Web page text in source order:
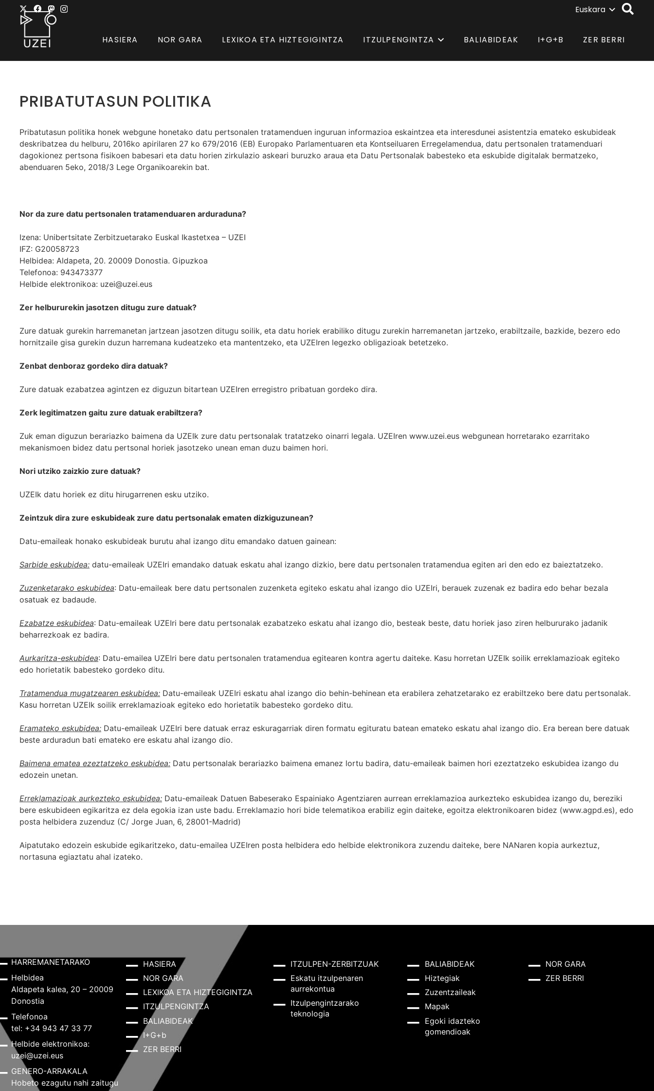
Euskara
HASIERA NOR GARA LEXIKOA ETA HIZTEGIGINTZA ITZULPENGINTZA BALIABIDEAK I+G+B ZER BERRI
PRIBATUTASUN POLITIKA
Pribatutasun politika honek webgune honetako datu pertsonalen tratamenduen inguruan informazioa eskaintzea eta interesdunei asistentzia emateko eskubideak
deskribatzea du helburu, 2016ko apirilaren 27 ko 679/2016 (EB) Europako Parlamentuaren eta Kontseiluaren Erregelamendua, datu pertsonalen tratamenduari
dagokionez pertsona fisikoen babesari eta datu horien zirkulazio askeari buruzko araua eta Datu Pertsonalak babesteko eta eskubide digitalak bermatzeko,
abenduaren 5eko, 2018/3 Lege Organikoarekin bat.
Nor da zure datu pertsonalen tratamenduaren arduraduna?
Izena: Unibertsitate Zerbitzuetarako Euskal Ikastetxea – UZEI
IFZ: G20058723
Helbidea: Aldapeta, 20. 20009 Donostia. Gipuzkoa
Telefonoa: 943473377
Helbide elektronikoa: uzei@uzei.eus
Zer helbururekin jasotzen ditugu zure datuak?
Zure datuak gurekin harremanetan jartzean jasotzen ditugu soilik, eta datu horiek erabiliko ditugu zurekin harremanetan jartzeko, erabiltzaile, bazkide, bezero edo
hornitzaile gisa gurekin duzun harremana kudeatzeko eta mantentzeko, eta UZEIren legezko obligazioak betetzeko.
Zenbat denboraz gordeko dira datuak?
Zure datuak ezabatzea agintzen ez diguzun bitartean UZEIren erregistro pribatuan gordeko dira.
Zerk legitimatzen gaitu zure datuak erabiltzera?
Zuk eman diguzun berariazko baimena da UZEIk zure datu pertsonalak tratatzeko oinarri legala. UZEIren www.uzei.eus webgunean horretarako ezarritako
mekanismoen bidez datu pertsonal horiek jasotzeko unean eman duzu baimen hori.
Nori utziko zaizkio zure datuak?
UZEIk datu horiek ez ditu hirugarrenen esku utziko.
Zeintzuk dira zure eskubideak zure datu pertsonalak ematen dizkiguzunean?
Datu-emaileak honako eskubideak burutu ahal izango ditu emandako datuen gainean:
Sarbide eskubidea: datu-emaileak UZEIri emandako datuak eskatu ahal izango dizkio, bere datu pertsonalen tratamendua egiten ari den edo ez baieztatzeko.
Zuzenketarako eskubidea: Datu-emaileak bere datu pertsonalen zuzenketa egiteko eskatu ahal izango dio UZEIri, berauek zuzenak ez badira edo behar bezala
osatuak ez badaude.
Ezabatze eskubidea: Datu-emaileak UZEIri bere datu pertsonalak ezabatzeko eskatu ahal izango dio, besteak beste, datu horiek jaso ziren helbururako jadanik
beharrezkoak ez badira.
Aurkaritza-eskubidea: Datu-emailea UZEIri bere datu pertsonalen tratamendua egitearen kontra agertu daiteke. Kasu horretan UZEIk soilik erreklamazioak egiteko
edo horietatik babesteko gordeko ditu.
Tratamendua mugatzearen eskubidea: Datu-emaileak UZEIri eskatu ahal izango dio behin-behinean eta erabilera zehatzetarako ez erabiltzeko bere datu pertsonalak.
Kasu horretan UZEIk soilik erreklamazioak egiteko edo horietatik babesteko gordeko ditu.
Eramateko eskubidea: Datu-emaileak UZEIri bere datuak erraz eskuragarriak diren formatu egituratu batean emateko eskatu ahal izango dio. Era berean bere datuak
beste arduradun bati emateko ere eskatu ahal izango dio.
Baimena ematea ezeztatzeko eskubidea: Datu pertsonalak berariazko baimena emanez lortu badira, datu-emaileak baimen hori ezeztatzeko eskubidea izango du
edozein unetan.
Erreklamazioak aurkezteko eskubidea: Datu-emaileak Datuen Babeserako Espainiako Agentziaren aurrean erreklamazioa aurkezteko eskubidea izango du, bereziki
bere eskubideen egikaritza ez dela egokia izan uste badu. Erreklamazio hori bide telematikoa erabiliz egin daiteke, egoitza elektronikoaren bidez (www.agpd.es), edo
posta helbidera zuzenduz (C/ Jorge Juan, 6, 28001-Madrid)
Aipatutako edozein eskubide egikaritzeko, datu-emailea UZEIren posta helbidera edo helbide elektronikora zuzendu daiteke, bere NANaren kopia aurkeztuz,
nortasuna egiaztatu ahal izateko.
HARREMANETARAKO
Helbidea
Aldapeta kalea, 20 – 20009
Donostia
Telefonoa
tel: +34 943 47 33 77
Helbide elektronikoa:
uzei@uzei.eus
GENERO-ARRAKALA
Hobeto ezagutu nahi zaitugu
HASIERA
NOR GARA
LEXIKOA ETA HIZTEGIGINTZA
ITZULPENGINTZA
BALIABIDEAK
I+G+b
ZER BERRI
ITZULPEN-ZERBITZUAK
Eskatu itzulpenaren
aurrekontua
Itzulpengintzarako
teknologia
BALIABIDEAK
Hiztegiak
Zuzentzaileak
Mapak
Egoki idazteko
gomendioak
NOR GARA
ZER BERRI